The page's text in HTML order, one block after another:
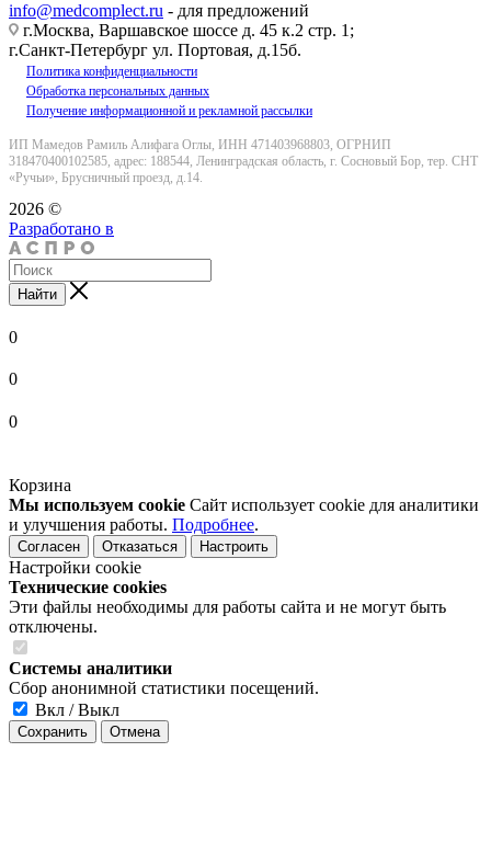
info@medcomplect.ru - для предложений
г.Москва, Варшавское шоссе д. 45 к.2 стр. 1;
г.Санкт-Петербург ул. Портовая, д.15б.
Политика конфиденциальности
Обработка персональных данных
Получение информационной и рекламной рассылки
ИП Мамедов Рамиль Алифага Оглы, ИНН 471403968803, ОГРНИП
318470400102585, адрес: 188544, Ленинградская область, г. Сосновый Бор, тер. СНТ
«Ручьи», Брусничный проезд, д.14.
2026 ©
Разработано в
Найти
0
0
0
Корзина
Мы используем cookie Сайт использует cookie для аналитики
и улучшения работы. Подробнее.
Согласен Отказаться Настроить
Настройки cookie
Технические cookies
Эти файлы необходимы для работы сайта и не могут быть
отключены.
Системы аналитики
Сбор анонимной статистики посещений.
Вкл / Выкл
Сохранить Отмена